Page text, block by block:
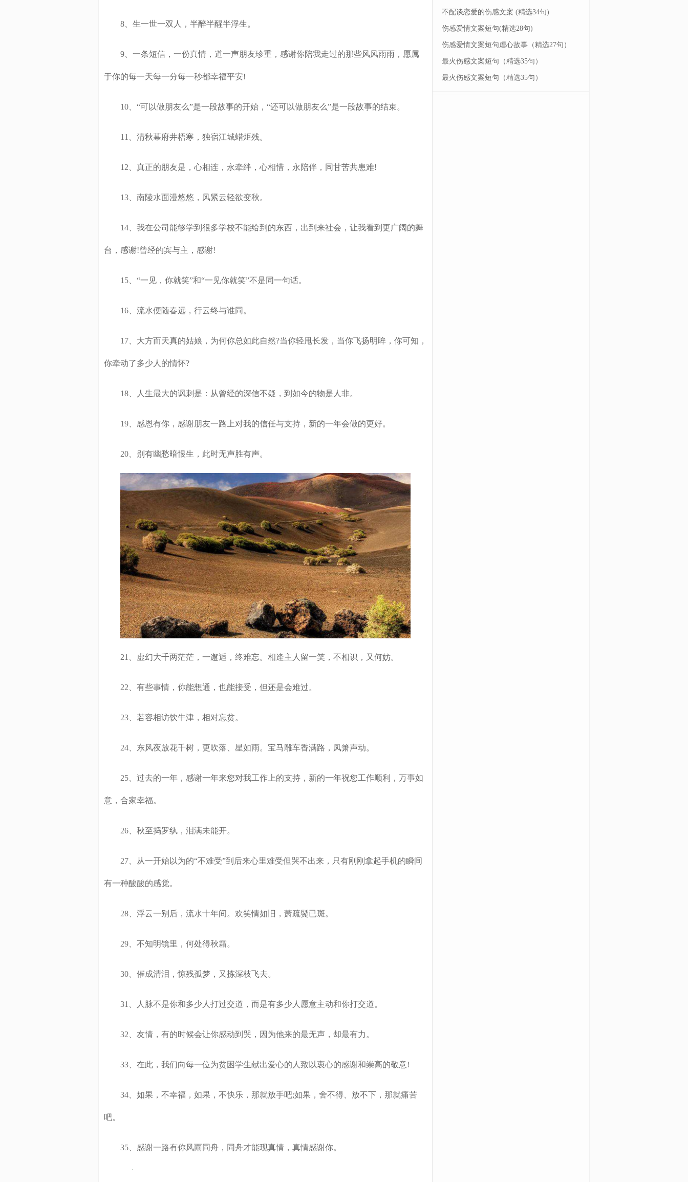
8、生一世一双人，半醉半醒半浮生。
9、一条短信，一份真情，道一声朋友珍重，感谢你陪我走过的那些风风雨雨，愿属
于你的每一天每一分每一秒都幸福平安!
10、“可以做朋友么”是一段故事的开始，“还可以做朋友么”是一段故事的结束。
11、清秋幕府井梧寒，独宿江城蜡炬残。
12、真正的朋友是，心相连，永牵绊，心相惜，永陪伴，同甘苦共患难!
13、南陵水面漫悠悠，风紧云轻欲变秋。
14、我在公司能够学到很多学校不能给到的东西，出到来社会，让我看到更广阔的舞
台，感谢!曾经的宾与主，感谢!
15、“一见，你就笑”和“一见你就笑”不是同一句话。
16、流水便随春远，行云终与谁同。
17、大方而天真的姑娘，为何你总如此自然?当你轻甩长发，当你飞扬明眸，你可知，
你牵动了多少人的情怀?
18、人生最大的讽刺是：从曾经的深信不疑，到如今的物是人非。
19、感恩有你，感谢朋友一路上对我的信任与支持，新的一年会做的更好。
20、别有幽愁暗恨生，此时无声胜有声。
21、虚幻大千两茫茫，一邂逅，终难忘。相逢主人留一笑，不相识，又何妨。
22、有些事情，你能想通，也能接受，但还是会难过。
23、若容相访饮牛津，相对忘贫。
24、东风夜放花千树，更吹落、星如雨。宝马雕车香满路，凤箫声动。
25、过去的一年，感谢一年来您对我工作上的支持，新的一年祝您工作顺利，万事如
意，合家幸福。
26、秋至捣罗纨，泪满未能开。
27、从一开始以为的“不难受”到后来心里难受但哭不出来，只有刚刚拿起手机的瞬间
有一种酸酸的感觉。
28、浮云一别后，流水十年间。欢笑情如旧，萧疏鬓已斑。
29、不知明镜里，何处得秋霜。
30、催成清泪，惊残孤梦，又拣深枝飞去。
31、人脉不是你和多少人打过交道，而是有多少人愿意主动和你打交道。
32、友情，有的时候会让你感动到哭，因为他来的最无声，却最有力。
33、在此，我们向每一位为贫困学生献出爱心的人致以衷心的感谢和崇高的敬意!
34、如果，不幸福，如果，不快乐，那就放手吧;如果，舍不得、放不下，那就痛苦
吧。
35、感谢一路有你风雨同舟，同舟才能现真情，真情感谢你。
不配谈恋爱的伤感文案 (精选34句)
伤感爱情文案短句(精选28句)
伤感爱情文案短句虐心故事（精选27句）
最火伤感文案短句（精选35句）
最火伤感文案短句（精选35句）